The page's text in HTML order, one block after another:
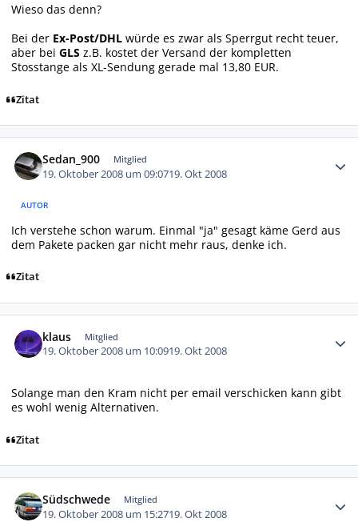
Wieso das denn?
Bei der Ex-Post/DHL würde es zwar als Sperrgut recht teuer,
aber bei GLS z.B. kostet der Versand der kompletten
Stosstange als XL-Sendung gerade mal 13,80 EUR.
Zitat
Sedan_900 Mitglied
19. Oktober 2008 um 09:0719. Okt 2008
AUTOR
Ich verstehe schon warum. Einmal "ja" gesagt käme Gerd aus
dem Pakete packen gar nicht mehr raus, denke ich.
Zitat
klaus Mitglied
19. Oktober 2008 um 10:0919. Okt 2008
Solange man den Kram nicht per email verschicken kann gibt
es wohl wenig Alternativen.
Zitat
Südschwede Mitglied
19. Oktober 2008 um 15:2719. Okt 2008